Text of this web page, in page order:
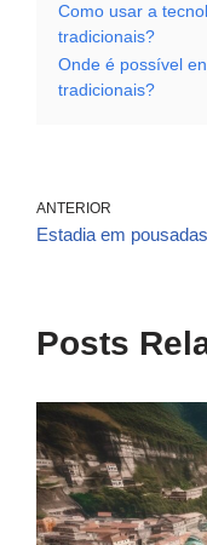
Como usar a
tradicionais?
Onde é possível
tradicionais?
ANTERIOR
Estadia em pousadas
Posts